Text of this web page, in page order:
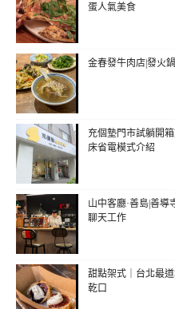
蛋人氣美食
金春發牛肉店|發火
充個墊門市試躺開
床省電模式介紹
山中客廳·善島|善
聊天工作
甜點架式｜台北最
乾口